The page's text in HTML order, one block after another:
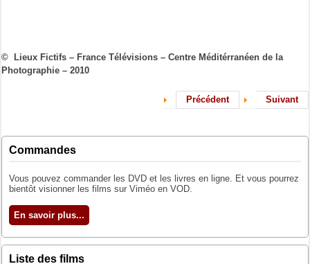
© Lieux Fictifs – France Télévisions – Centre Méditérranéen de la
Photographie – 2010
Précédent Suivant
Commandes
Vous pouvez commander les DVD et les livres en ligne. Et vous pourrez
bientôt visionner les films sur Viméo en VOD.
En savoir plus...
Liste des films